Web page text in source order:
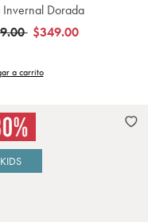
Invernal Dorada
reducido de
a$349.00
a carrito
KIDS